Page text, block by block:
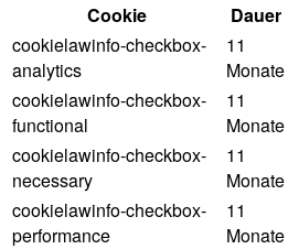
Cookie Dauer
cookielawinfo-checkbox-
analytics
11
Monate
cookielawinfo-checkbox-
functional
11
Monate
cookielawinfo-checkbox-
necessary
11
Monate
cookielawinfo-checkbox-
performance
11
Monate